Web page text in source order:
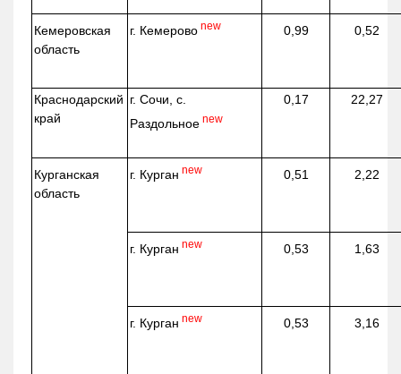
Кемеровская
область
г. Кемерово new 0,99 0,52
Краснодарский
край
г. Сочи, с.
Раздольное new
0,17 22,27
Курганская
область
г. Курган new 0,51 2,22
г. Курган new 0,53 1,63
г. Курган new 0,53 3,16